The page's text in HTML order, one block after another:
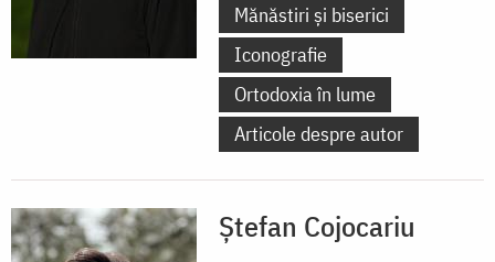
Mănăstiri și biserici
Iconografie
Ortodoxia în lume
Articole despre autor
Ștefan Cojocariu